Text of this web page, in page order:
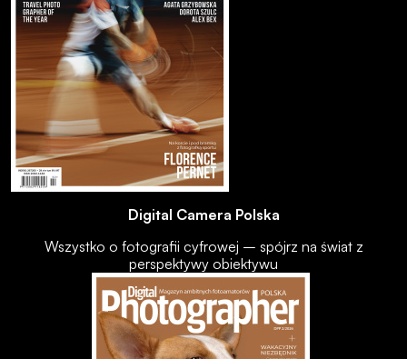
Digital Camera Polska
Wszystko o fotografii cyfrowej – spójrz na świat z
perspektywy obiektywu